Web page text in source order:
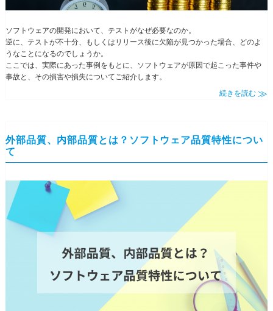
ソフトウェアの開発において、テストがなぜ必要なのか。
逆に、テストが不十分、もしくはリリース後に欠陥が見つかった場合、どのよ
うなことになるのでしょうか。
ここでは、実際にあった事例をもとに、ソフトウェアが原因で起こった事件や
事故と、その損害や損失についてご紹介します。
続きを読む
外部品質、内部品質とは？ソフトウェア品質特性につい
て